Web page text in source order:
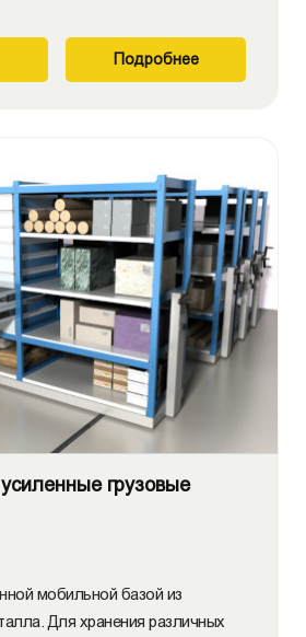
Подробнее
грузовые
мобильной базой из
Для хранения различных